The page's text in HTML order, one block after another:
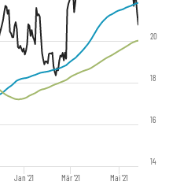
Jan '21 Mär '21 Mai '21
14
16
18
20